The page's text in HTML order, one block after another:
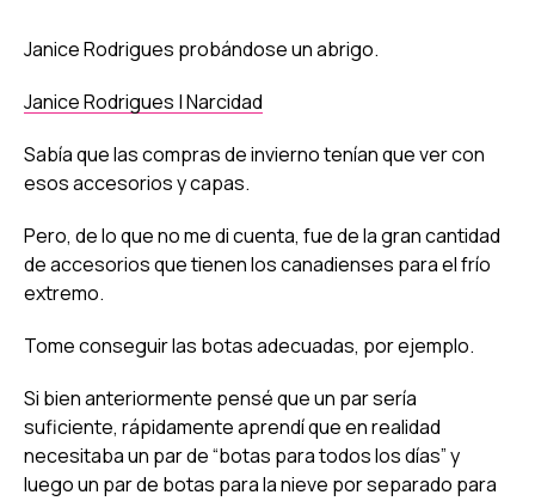
Janice Rodrigues probándose un abrigo.
Janice Rodrigues | Narcidad
Sabía que las compras de invierno tenían que ver con
esos accesorios y capas.
Pero, de lo que no me di cuenta, fue de la gran cantidad
de accesorios que tienen los canadienses para el frío
extremo.
Tome conseguir las botas adecuadas, por ejemplo.
Si bien anteriormente pensé que un par sería
suficiente, rápidamente aprendí que en realidad
necesitaba un par de “botas para todos los días” y
luego un par de botas para la nieve por separado para